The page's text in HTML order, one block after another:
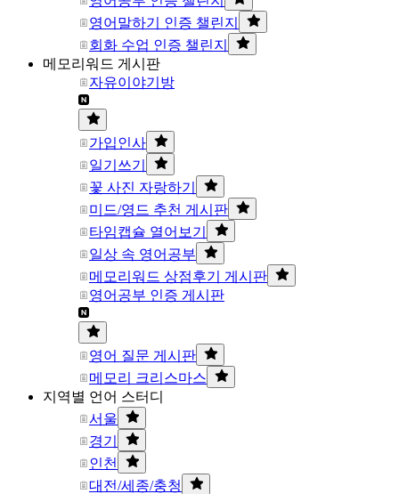
영어말하기 인증 챌린지
회화 수업 인증 챌린지
메모리워드 게시판
자유이야기방
가입인사
일기쓰기
꽃 사진 자랑하기
미드/영드 추천 게시판
타임캡슐 열어보기
일상 속 영어공부
메모리워드 상점후기 게시판
영어공부 인증 게시판
영어 질문 게시판
메모리 크리스마스
지역별 언어 스터디
서울
경기
인천
대전/세종/충청